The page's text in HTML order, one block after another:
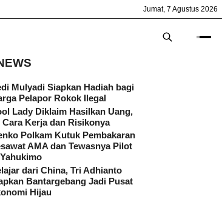
Jumat, 7 Agustus 2026
Mulyadi Siapkan Hadiah bagi
Pelapor Rokok Ilegal
Lady Diklaim Hasilkan Uang,
Cara Kerja dan Risikonya
Polkam Kutuk Pembakaran
AMA dan Tewasnya Pilot
dari China, Tri Adhianto
Bantargebang Jadi Pusat
Hijau